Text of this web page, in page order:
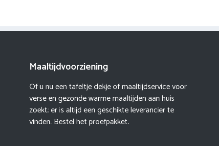
Maaltijdvoorziening
Of u nu een tafeltje dekje of maaltijdservice voor
verse en gezonde warme maaltijden aan huis
zoekt; er is altijd een geschikte leverancier te
vinden. Bestel het proefpakket.